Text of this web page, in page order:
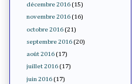
décembre 2016 (15)
novembre 2016 (16)
octobre 2016 (21)
septembre 2016 (20)
août 2016 (17)
juillet 2016 (17)
juin 2016 (17)